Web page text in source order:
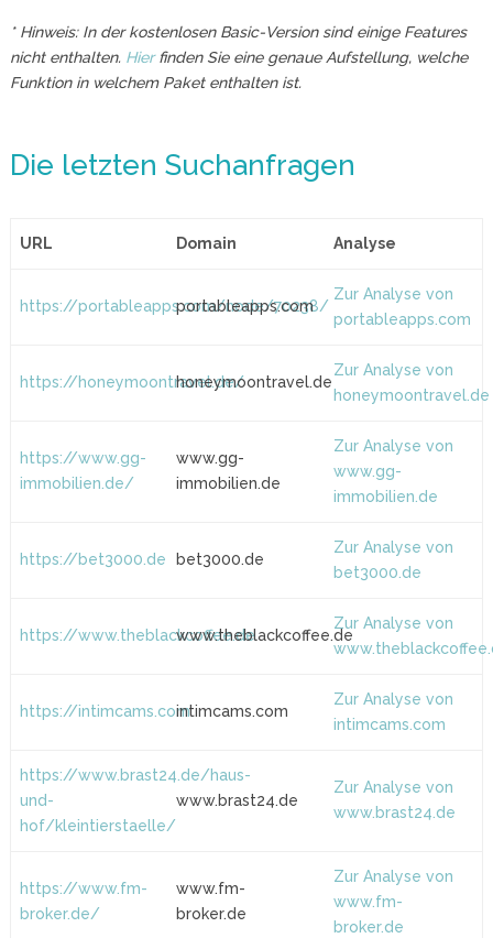
* Hinweis: In der kostenlosen Basic-Version sind einige Features
nicht enthalten. Hierfinden Sie eine genaue Aufstellung, welche
Funktion in welchem Paket enthalten ist.
Die letzten Suchanfragen
URL Domain Analyse
https://portableapps.com/node/70238/
portableapps.com
Zur Analyse von
portableapps.com
https://honeymoontravel.de/honeymoontravel.de
Zur Analyse von
honeymoontravel.de
https://www.gg-
immobilien.de/
www.gg-
immobilien.de
Zur Analyse von
www.gg-
immobilien.de
https://bet3000.de bet3000.de
Zur Analyse von
bet3000.de
https://www.theblackcoffee.dewww.theblackcoffee.de
Zur Analyse von
https://intimcams.comintimcams.com
Zur Analyse von
intimcams.com
https://www.brast24.de/haus-
und-
hof/kleintierstaelle/
www.brast24.de
Zur Analyse von
www.brast24.de
https://www.fm-
broker.de/
www.fm-
broker.de
Zur Analyse von
www.fm-
broker.de